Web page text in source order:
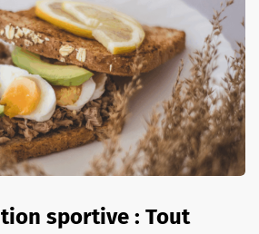
sportive : Tout